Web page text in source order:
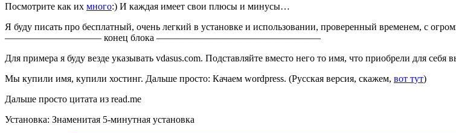
Посмотрите как их много:) И каждая имеет свои плюсы и минусы…
Я буду писать про бесплатный, очень легкий в установке и использовании, проверенный временем, с
—————————— конец блока —————————————————
Для примера я буду везде указывать vdasus.com. Подставляйте вместо него то имя, что приобрели для себя
Мы купили имя, купили хостинг. Дальше просто: Качаем wordpress. (Русская версия, скажем, вот тут)
Дальше просто цитата из read.me
Установка: Знаменитая 5-минутная установка